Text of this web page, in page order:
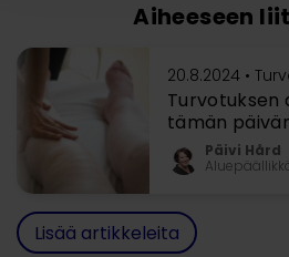
Aiheeseen
20.8.2024 •
Turvotuksen
tämän
Päivi Hård
Lisää artikkeleita